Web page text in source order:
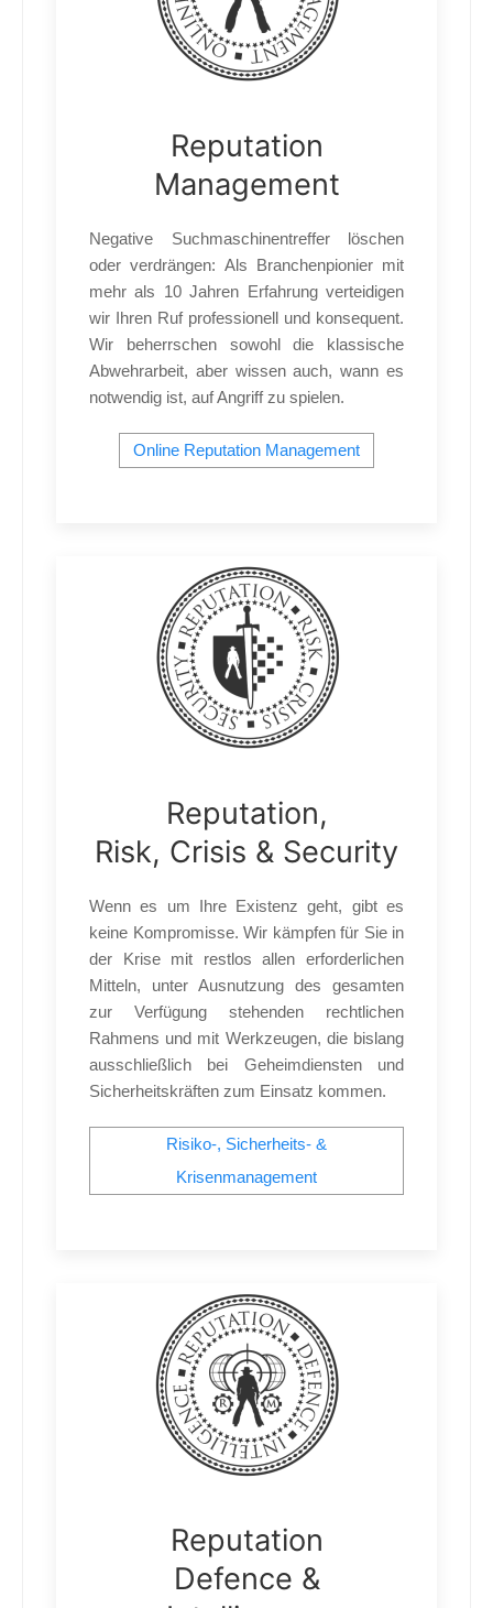
Reputation
Management
Negative Suchmaschinentreffer löschen
oder verdrängen: Als Branchenpionier mit
mehr als 10 Jahren Erfahrung verteidigen
wir Ihren Ruf professionell und konsequent.
Wir beherrschen sowohl die klassische
Abwehrarbeit, aber wissen auch, wann es
notwendig ist, auf Angriff zu spielen.
Online Reputation Management
Reputation,
Risk, Crisis & Security
Wenn es um Ihre Existenz geht, gibt es
keine Kompromisse. Wir kämpfen für Sie in
der Krise mit restlos allen erforderlichen
Mitteln, unter Ausnutzung des gesamten
zur Verfügung stehenden rechtlichen
Rahmens und mit Werkzeugen, die bislang
ausschließlich bei Geheimdiensten und
Sicherheitskräften zum Einsatz kommen.
Risiko-, Sicherheits- &
Krisenmanagement
Reputation
Defence &